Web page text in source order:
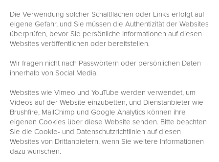
Die Verwendung solcher Schaltflächen oder Links erfolgt auf
eigene Gefahr, und Sie müssen die Authentizität der Websites
überprüfen, bevor Sie persönliche Informationen auf diesen
Websites veröffentlichen oder bereitstellen.
Wir fragen nicht nach Passwörtern oder persönlichen Daten
innerhalb von Social Media.
Websites wie Vimeo und YouTube werden verwendet, um
Videos auf der Website einzubetten, und Dienstanbieter wie
Brushfire, MailChimp und Google Analytics können ihre
eigenen Cookies über diese Website senden. Bitte beachten
Sie die Cookie- und Datenschutzrichtlinien auf diesen
Websites von Drittanbietern, wenn Sie weitere Informationen
dazu wünschen.